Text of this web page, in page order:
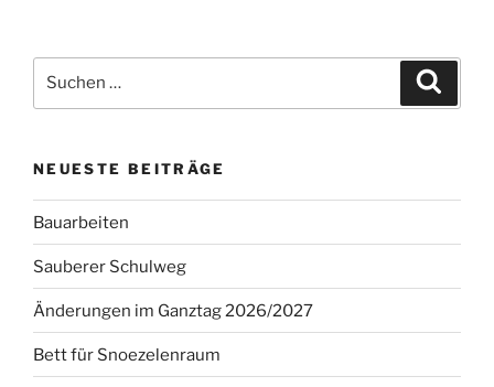
nach:
NEUESTE BEITRÄGE
Bauarbeiten
Sauberer Schulweg
Änderungen im Ganztag 2026/2027
Bett für Snoezelenraum